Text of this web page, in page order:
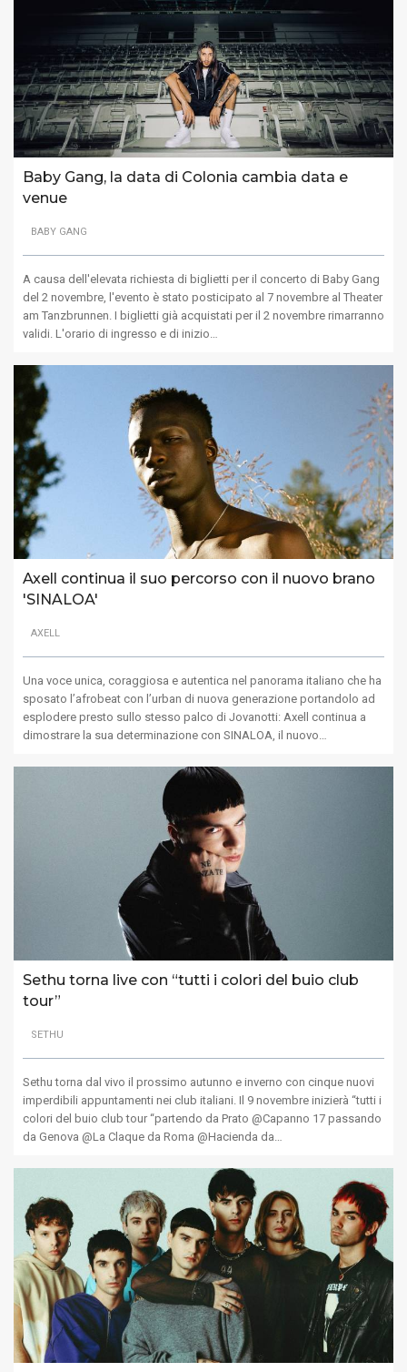
Baby Gang, la data di Colonia cambia data e
venue
BABY GANG
A causa dell'elevata richiesta di biglietti per il concerto di Baby Gang
del 2 novembre, l'evento è stato posticipato al 7 novembre al Theater
am Tanzbrunnen. I biglietti già acquistati per il 2 novembre rimarranno
validi. L'orario di ingresso e di inizio…
Axell continua il suo percorso con il nuovo brano
'SINALOA'
AXELL
Una voce unica, coraggiosa e autentica nel panorama italiano che ha
sposato l’afrobeat con l’urban di nuova generazione portandolo ad
esplodere presto sullo stesso palco di Jovanotti: Axell continua a
dimostrare la sua determinazione con SINALOA, il nuovo…
Sethu torna live con “tutti i colori del buio club
tour”
SETHU
Sethu torna dal vivo il prossimo autunno e inverno con cinque nuovi
imperdibili appuntamenti nei club italiani. Il 9 novembre inizierà “tutti i
colori del buio club tour “partendo da Prato @Capanno 17 passando
da Genova @La Claque da Roma @Hacienda da…